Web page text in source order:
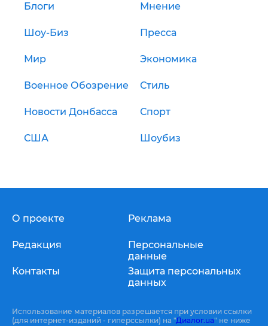
Блоги Мнение
Шоу-Биз Пресса
Мир Экономика
Военное Обозрение Стиль
Новости Донбасса Спорт
США Шоубиз
О проекте
Редакция
Контакты
Реклама
Персональные
данные
Защита персональных
данных
Использование материалов разрешается при условии ссылки
(для интернет-изданий - гиперссылки) на "Диалог.ua" не ниже